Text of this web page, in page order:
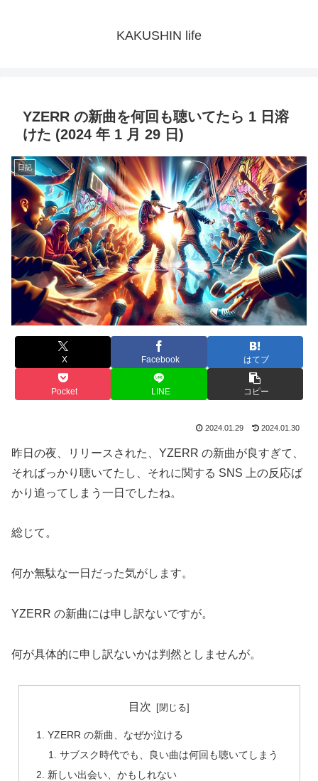
KAKUSHIN life
YZERR の新曲を何回も聴いてたら 1 日溶
けた (2024 年 1 月 29 日)
日記
X Facebook はてブ
Pocket LINE コピー
2024.01.29 2024.01.30
昨日の夜、リリースされた、YZERR の新曲が良すぎて、
そればっかり聴いてたし、それに関する SNS 上の反応ば
かり追ってしまう一日でしたね。
総じて。
何か無駄な一日だった気がします。
YZERR の新曲には申し訳ないですが。
何が具体的に申し訳ないかは判然としませんが。
目次
YZERR の新曲、なぜか泣ける
サブスク時代でも、良い曲は何回も聴いてしまう
新しい出会い、かもしれない